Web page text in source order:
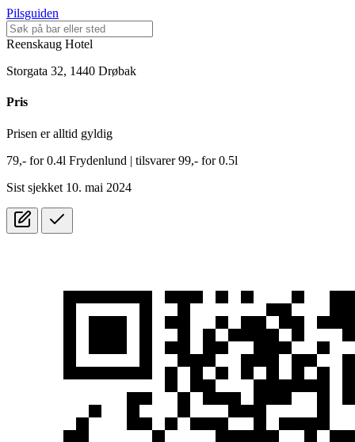
Pilsguiden
Reenskaug Hotel
Storgata 32, 1440 Drøbak
Pris
Prisen er alltid gyldig
79,- for0.4l Frydenlund | tilsvarer 99,- for 0.5l
Sist sjekket 10. mai 2024